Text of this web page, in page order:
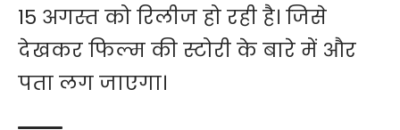
15 अगस्त को रिलीज हो रही है। जिसे
देखकर फिल्म की स्टोरी के बारे में और
पता लग जाएगा।